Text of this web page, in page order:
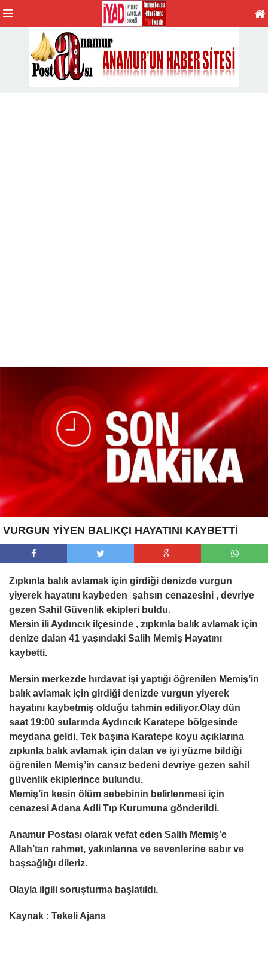
VURGUN YİYEN BALIKÇI HAYATINI KAYBETTİ
Zıpkınla balık avlamak için girdiği denizde vurgun
yiyerek hayatını kaybeden şahsın cenazesini , devriye
gezen Sahil Güvenlik ekipleri buldu.
Mersin ili Aydıncık ilçesinde , zıpkınla balık avlamak için
denize dalan 41 yaşındaki Salih Memiş Hayatını
kaybetti.
Mersin merkezde hırdavat işi yaptığı öğrenilen Memiş’in
balık avlamak için girdiği denizde vurgun yiyerek
hayatını kaybetmiş olduğu tahmin ediliyor.Olay dün
saat 19:00 sularında Aydıncık Karatepe bölgesinde
meydana geldi. Tek başına Karatepe koyu açıklarına
zıpkınla balık avlamak için dalan ve iyi yüzme bildiği
öğrenilen Memiş’in cansız bedeni devriye gezen sahil
güvenlik ekiplerince bulundu.
Memiş’in kesin ölüm sebebinin belirlenmesi için
cenazesi Adana Adli Tıp Kurumuna gönderildi.
Anamur Postası olarak vefat eden Salih Memiş’e
Allah’tan rahmet, yakınlarına ve sevenlerine sabır ve
başsağlığı dileriz.
Olayla ilgili soruşturma başlatıldı.
Kaynak : Tekeli Ajans